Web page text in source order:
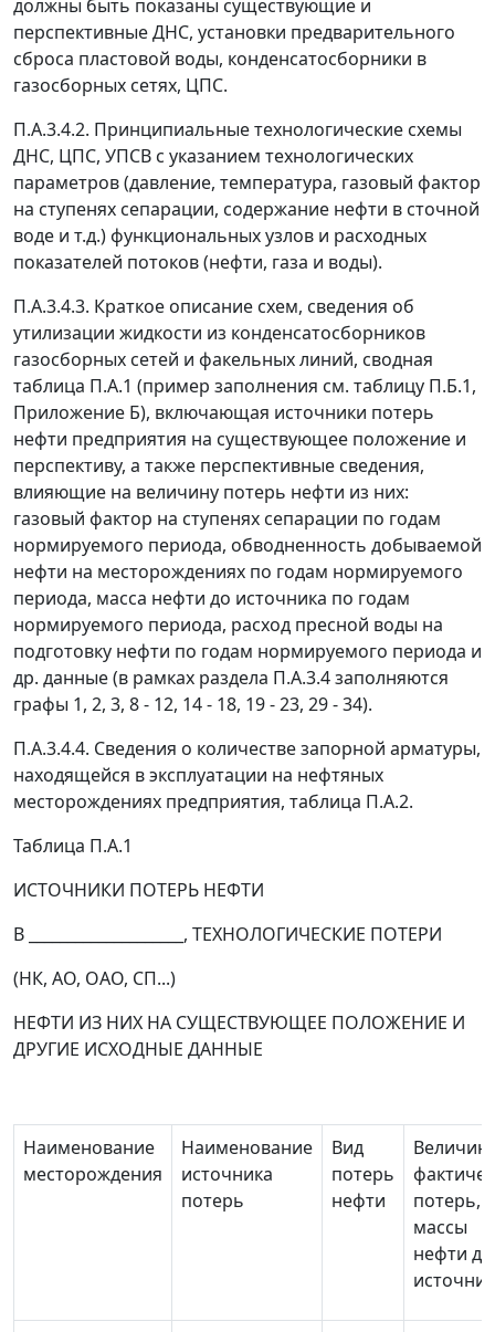
должны быть показаны существующие и
перспективные ДНС, установки предварительного
сброса пластовой воды, конденсатосборники в
газосборных сетях, ЦПС.
П.А.3.4.2. Принципиальные технологические схемы
ДНС, ЦПС, УПСВ с указанием технологических
параметров (давление, температура, газовый фактор
на ступенях сепарации, содержание нефти в сточной
воде и т.д.) функциональных узлов и расходных
показателей потоков (нефти, газа и воды).
П.А.3.4.3. Краткое описание схем, сведения об
утилизации жидкости из конденсатосборников
газосборных сетей и факельных линий, сводная
таблица П.А.1 (пример заполнения см. таблицу П.Б.1,
Приложение Б), включающая источники потерь
нефти предприятия на существующее положение и
перспективу, а также перспективные сведения,
влияющие на величину потерь нефти из них:
газовый фактор на ступенях сепарации по годам
нормируемого периода, обводненность добываемой
нефти на месторождениях по годам нормируемого
периода, масса нефти до источника по годам
нормируемого периода, расход пресной воды на
подготовку нефти по годам нормируемого периода и
др. данные (в рамках раздела П.А.3.4 заполняются
графы 1, 2, 3, 8 - 12, 14 - 18, 19 - 23, 29 - 34).
П.А.3.4.4. Сведения о количестве запорной арматуры,
находящейся в эксплуатации на нефтяных
месторождениях предприятия, таблица П.А.2.
Таблица П.А.1
ИСТОЧНИКИ ПОТЕРЬ НЕФТИ
В ____________________, ТЕХНОЛОГИЧЕСКИЕ ПОТЕРИ
(НК, АО, ОАО, СП...)
НЕФТИ ИЗ НИХ НА СУЩЕСТВУЮЩЕЕ ПОЛОЖЕНИЕ И
ДРУГИЕ ИСХОДНЫЕ ДАННЫЕ
Наименование
месторождения
Наименование
источника
потерь
Вид
потерь
нефти
потерь,
массы
нефти до